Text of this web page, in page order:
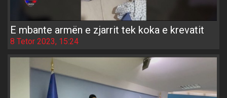
E mbante armën e zjarrit tek koka e krevatit
8 Tetor 2023, 15:24